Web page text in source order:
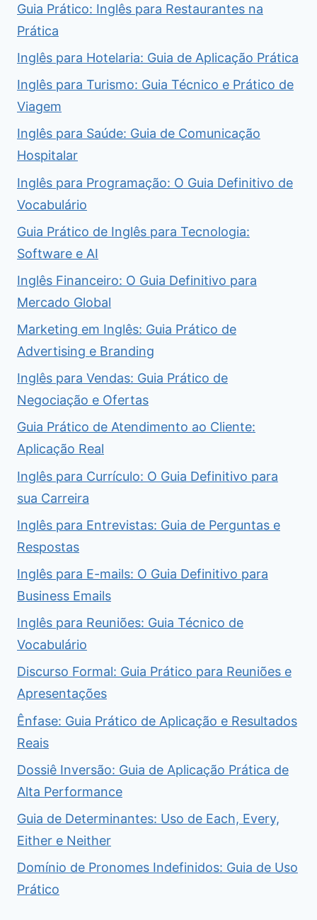
Guia Prático: Inglês para Restaurantes na
Prática
Inglês para Hotelaria: Guia de Aplicação Prática
Inglês para Turismo: Guia Técnico e Prático de
Viagem
Inglês para Saúde: Guia de Comunicação
Hospitalar
Inglês para Programação: O Guia Definitivo de
Vocabulário
Guia Prático de Inglês para Tecnologia:
Software e AI
Inglês Financeiro: O Guia Definitivo para
Mercado Global
Marketing em Inglês: Guia Prático de
Advertising e Branding
Inglês para Vendas: Guia Prático de
Negociação e Ofertas
Guia Prático de Atendimento ao Cliente:
Aplicação Real
Inglês para Currículo: O Guia Definitivo para
sua Carreira
Inglês para Entrevistas: Guia de Perguntas e
Respostas
Inglês para E-mails: O Guia Definitivo para
Business Emails
Inglês para Reuniões: Guia Técnico de
Vocabulário
Discurso Formal: Guia Prático para Reuniões e
Apresentações
Ênfase: Guia Prático de Aplicação e Resultados
Reais
Dossiê Inversão: Guia de Aplicação Prática de
Alta Performance
Guia de Determinantes: Uso de Each, Every,
Either e Neither
Domínio de Pronomes Indefinidos: Guia de Uso
Prático